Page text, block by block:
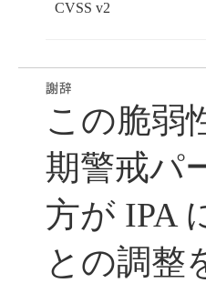
CVSS v2
この脆弱
期警戒パ
方が IPA
との調整